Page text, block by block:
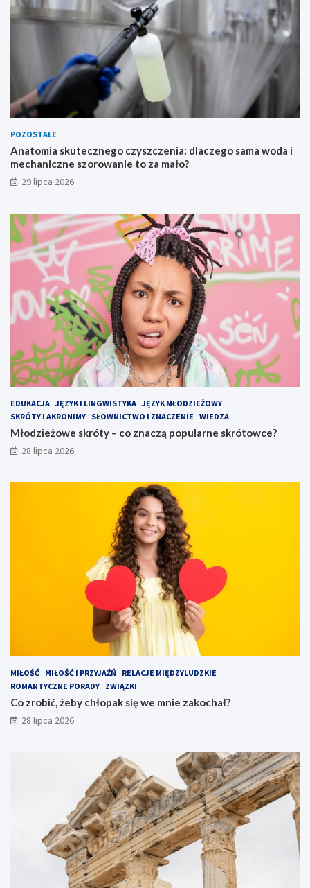
POZOSTAŁE
Anatomia skutecznego czyszczenia: dlaczego sama woda i
mechaniczne szorowanie to za mało?
29 lipca 2026
EDUKACJA JĘZYK I LINGWISTYKA JĘZYK MŁODZIEŻOWY
SKRÓTY I AKRONIMY SŁOWNICTWO I ZNACZENIE WIEDZA
Młodzieżowe skróty – co znaczą popularne skrótowce?
28 lipca 2026
MIŁOŚĆ MIŁOŚĆ I PRZYJAŹŃ
RELACJE MIĘDZYLUDZKIE
ROMANTYCZNE PORADY ZWIĄZKI
Co zrobić, żeby chłopak się we mnie zakochał?
28 lipca 2026